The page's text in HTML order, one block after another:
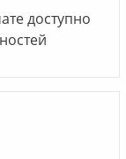
доступно